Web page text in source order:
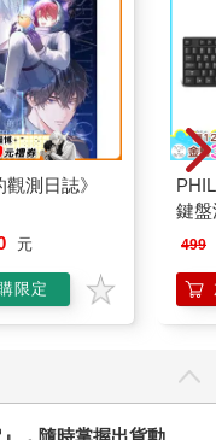
觀測日誌》
元
限定
鍵盤
499